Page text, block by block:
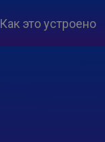
Как это устроено